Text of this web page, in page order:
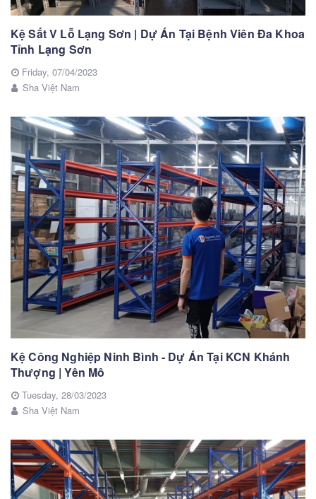
Kệ Sắt V Lỗ Lạng Sơn | Dự Án Tại Bệnh Viên Đa Khoa
Tỉnh Lạng Sơn
Friday, 07/04/2023
Sha Việt Nam
Kệ Công Nghiệp Ninh Bình - Dự Án Tại KCN Khánh
Thượng | Yên Mô
Tuesday, 28/03/2023
Sha Việt Nam